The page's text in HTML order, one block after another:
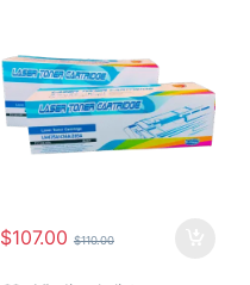
$107.00 $110.00